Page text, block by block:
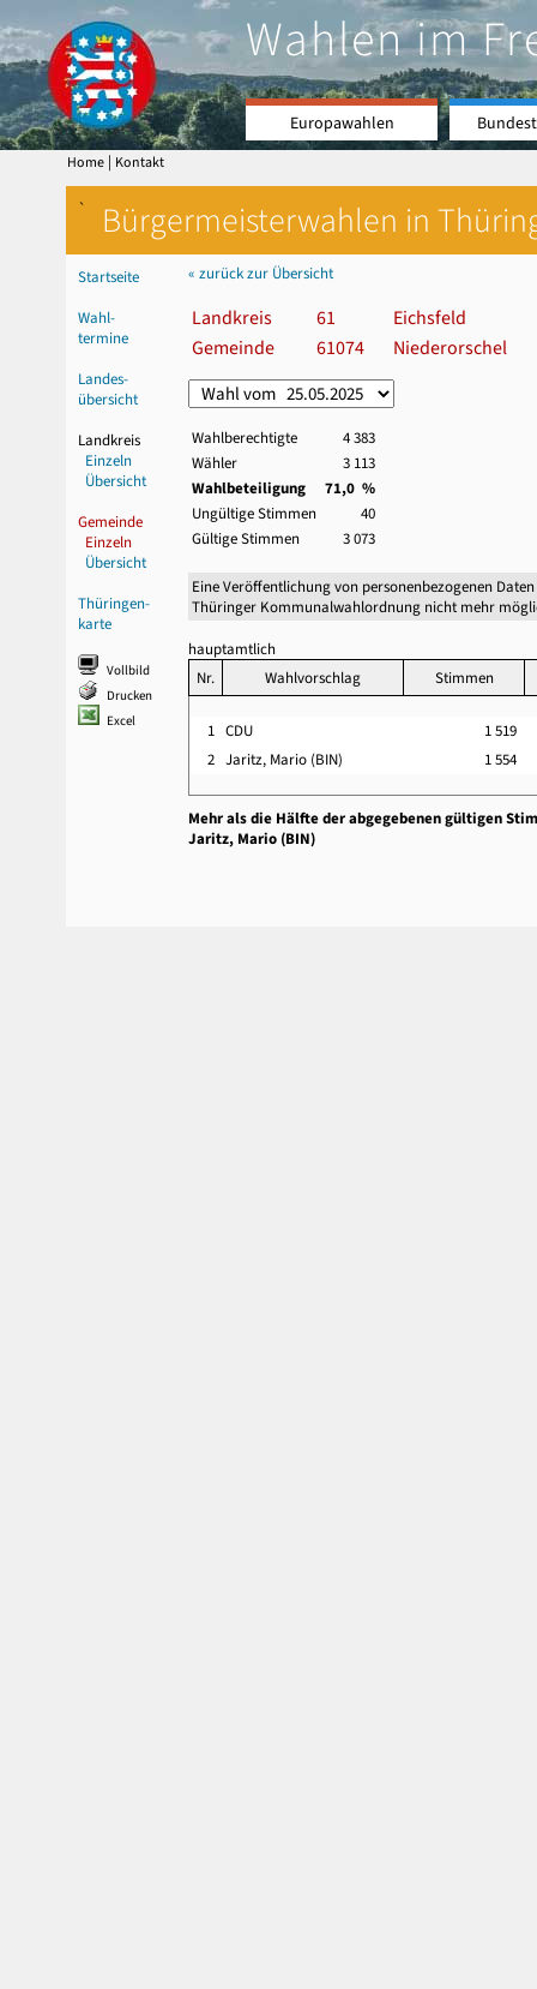
Wahlen im
Europawahlen
Home | Kontakt
` Bürgermeisterwahlen in
Startseite
Wahl-
termine
Landes-
übersicht
Landkreis
Einzeln
Übersicht
Gemeinde
Einzeln
Übersicht
Thüringen-
karte
Vollbild
Drucken
Excel
« zurück zur Übersicht
Landkreis 61
Eichsfeld
Gemeinde
61074 Niederorschel
Wahlberechtigte
4 383
Wähler
3 113
Wahlbeteiligung
71,0 %
Ungültige Stimmen
40
Gültige Stimmen
3 073
Eine Veröffentlichung von personenbezogenen
Thüringer Kommunalwahlordnung nicht mehr
hauptamtlich
Nr.
Wahlvorschlag Stimmen
1 CDU
1 519
2 Jaritz, Mario (BIN) 1 554
Mehr als die Hälfte der abgegebenen gültigen
Jaritz, Mario (BIN)